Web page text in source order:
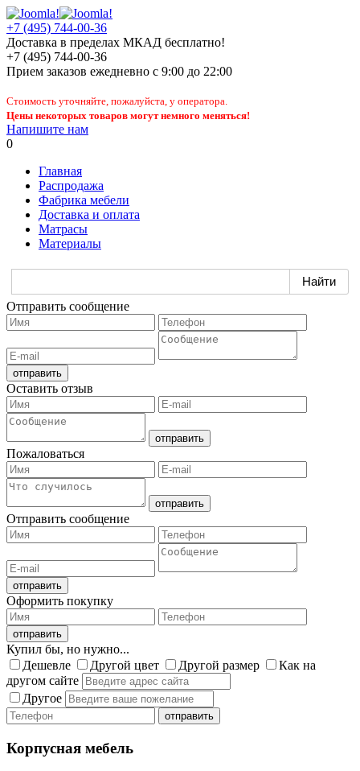
+7 (495) 744-00-36
Доставка в пределах МКАД бесплатно!
+7 (495) 744-00-36
Прием заказов ежедневно с 9:00 до 22:00
Стоимость уточняйте, пожалуйста, у оператора.
Цены некоторых товаров могут немного меняться!
Напишите нам
0
Главная
Распродажа
Фабрика мебели
Доставка и оплата
Матрасы
Материалы
Отправить сообщение
Оставить отзыв
Пожаловаться
Отправить сообщение
Оформить покупку
Купил бы, но нужно...
Дешевле
Другой цвет Другой размер
Как на
другом сайте
Другое
Корпусная мебель